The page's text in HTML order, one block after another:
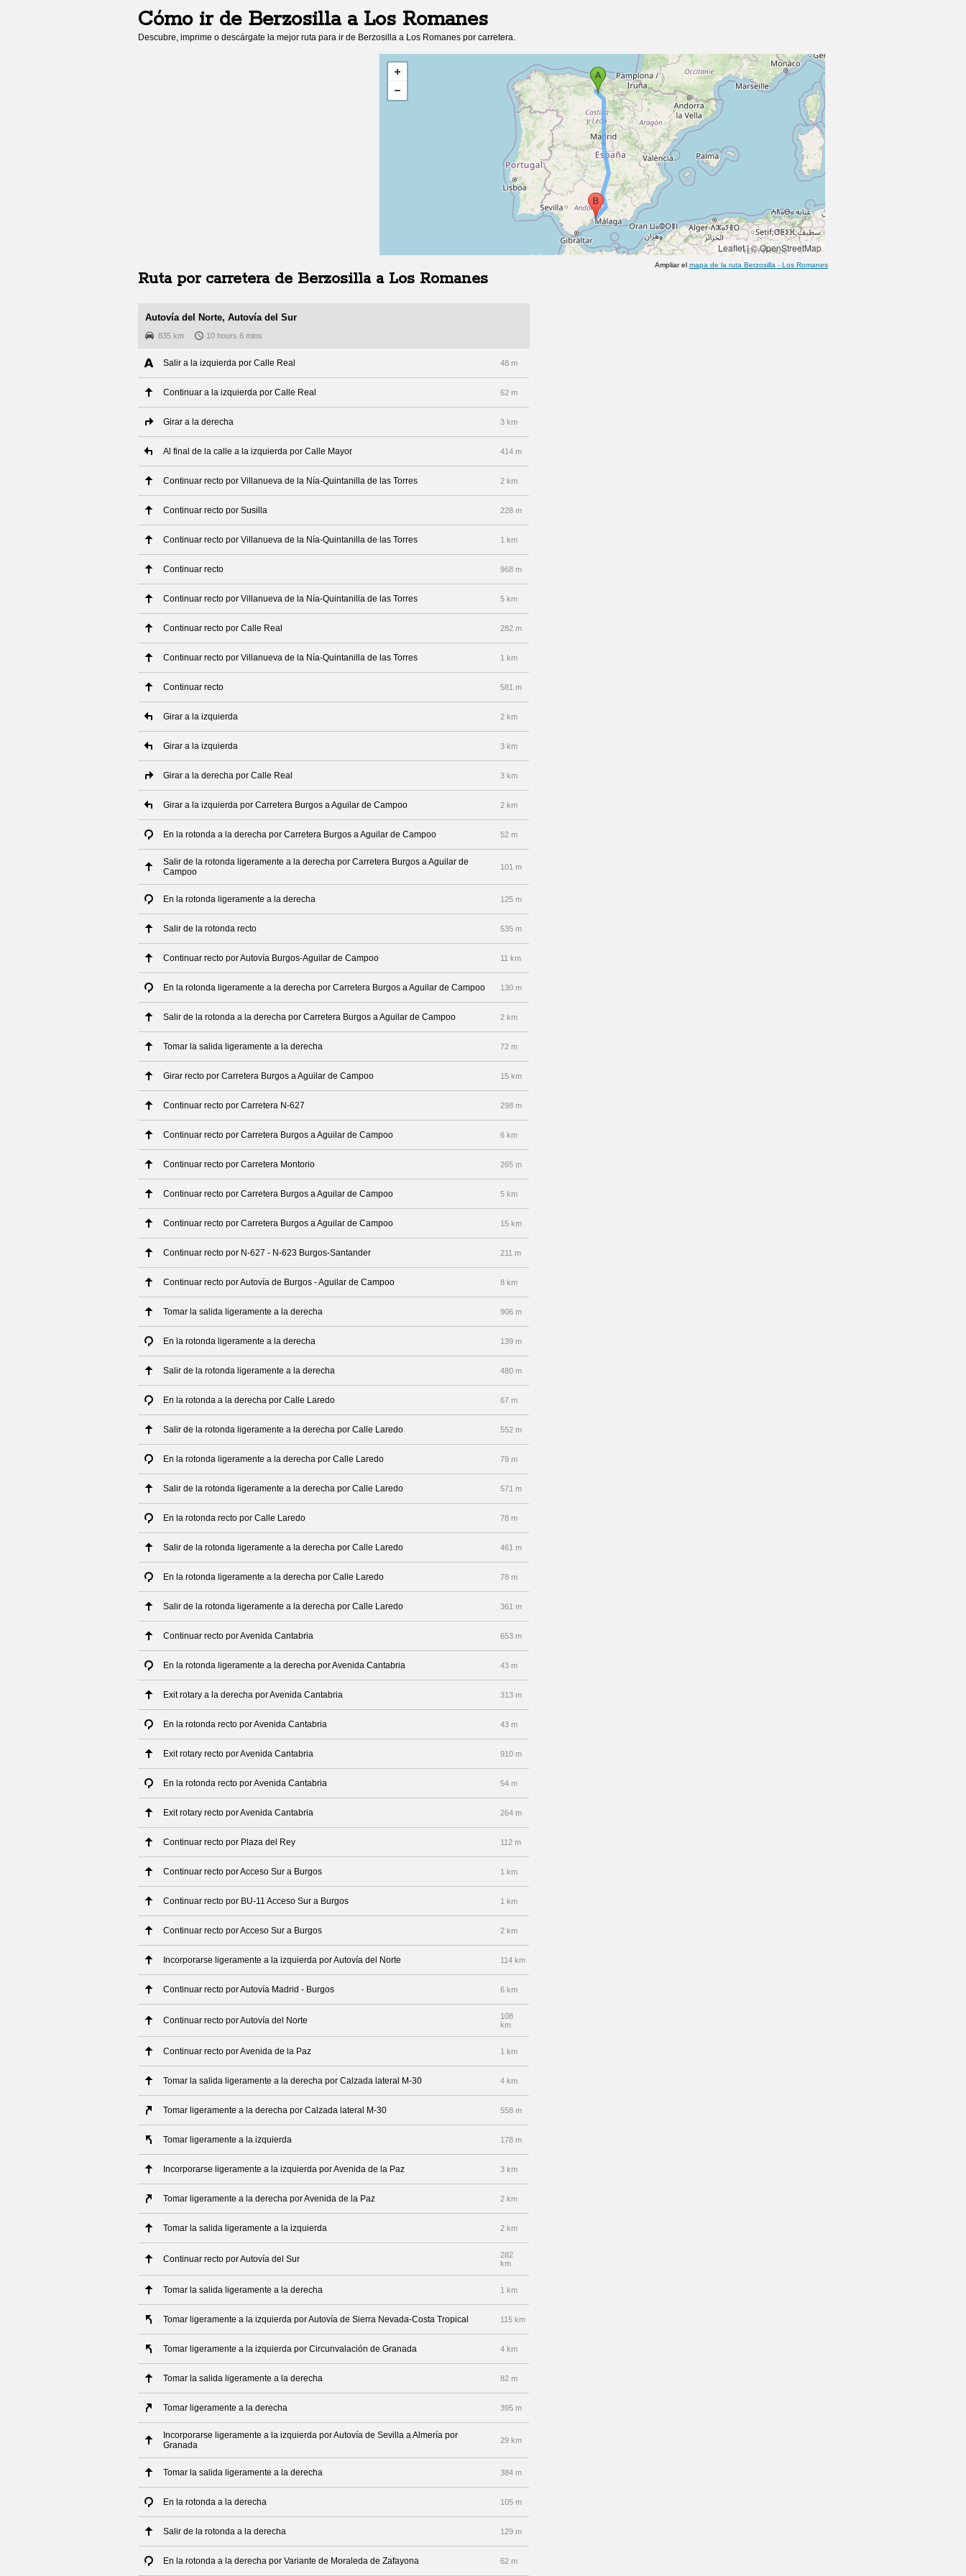
Cómo ir de Berzosillaa Los Romanes
Descubre, imprime o descárgate la mejor ruta para ir de Berzosilla a Los Romanes por carretera.
Leaflet|© OpenStreetMap
Ampliar el mapa de la ruta Berzosilla - Los Romanes
Ruta por carretera de Berzosillaa Los Romanes
Autovía del Norte, Autovía del Sur
835 km 10 hours 6 mins
Salir a la izquierda por Calle Real 48 m
Continuar a la izquierda por Calle Real 62 m
Girar a la derecha 3 km
Al final de la calle a la izquierda por Calle Mayor 414 m
Continuar recto por Villanueva de la Nía-Quintanilla de las Torres 2 km
Continuar recto por Susilla 228 m
Continuar recto por Villanueva de la Nía-Quintanilla de las Torres 1 km
Continuar recto 968 m
Continuar recto por Villanueva de la Nía-Quintanilla de las Torres 5 km
Continuar recto por Calle Real 282 m
Continuar recto por Villanueva de la Nía-Quintanilla de las Torres 1 km
Continuar recto 581 m
Girar a la izquierda 2 km
Girar a la izquierda 3 km
Girar a la derecha por Calle Real 3 km
Girar a la izquierda por Carretera Burgos a Aguilar de Campoo 2 km
En la rotonda a la derecha por Carretera Burgos a Aguilar de Campoo 52 m
Salir de la rotonda ligeramente a la derecha por Carretera Burgos a Aguilar de
Campoo
101 m
En la rotonda ligeramente a la derecha 125 m
Salir de la rotonda recto 535 m
Continuar recto por Autovía Burgos-Aguilar de Campoo 11 km
En la rotonda ligeramente a la derecha por Carretera Burgos a Aguilar de Campoo 130 m
Salir de la rotonda a la derecha por Carretera Burgos a Aguilar de Campoo 2 km
Tomar la salida ligeramente a la derecha 72 m
Girar recto por Carretera Burgos a Aguilar de Campoo 15 km
Continuar recto por Carretera N-627 298 m
Continuar recto por Carretera Burgos a Aguilar de Campoo 6 km
Continuar recto por Carretera Montorio 265 m
Continuar recto por Carretera Burgos a Aguilar de Campoo 5 km
Continuar recto por Carretera Burgos a Aguilar de Campoo 15 km
Continuar recto por N-627 - N-623 Burgos-Santander 211 m
Continuar recto por Autovía de Burgos - Aguilar de Campoo 8 km
Tomar la salida ligeramente a la derecha 906 m
En la rotonda ligeramente a la derecha 139 m
Salir de la rotonda ligeramente a la derecha 480 m
En la rotonda a la derecha por Calle Laredo 67 m
Salir de la rotonda ligeramente a la derecha por Calle Laredo 552 m
En la rotonda ligeramente a la derecha por Calle Laredo 79 m
Salir de la rotonda ligeramente a la derecha por Calle Laredo 571 m
En la rotonda recto por Calle Laredo 78 m
Salir de la rotonda ligeramente a la derecha por Calle Laredo 461 m
En la rotonda ligeramente a la derecha por Calle Laredo 78 m
Salir de la rotonda ligeramente a la derecha por Calle Laredo 361 m
Continuar recto por Avenida Cantabria 653 m
En la rotonda ligeramente a la derecha por Avenida Cantabria 43 m
Exit rotary a la derecha por Avenida Cantabria 313 m
En la rotonda recto por Avenida Cantabria 43 m
Exit rotary recto por Avenida Cantabria 910 m
En la rotonda recto por Avenida Cantabria 54 m
Exit rotary recto por Avenida Cantabria 264 m
Continuar recto por Plaza del Rey 112 m
Continuar recto por Acceso Sur a Burgos 1 km
Continuar recto por BU-11 Acceso Sur a Burgos 1 km
Continuar recto por Acceso Sur a Burgos 2 km
Incorporarse ligeramente a la izquierda por Autovía del Norte 114 km
Continuar recto por Autovía Madrid - Burgos 6 km
Continuar recto por Autovía del Norte
108
km
Continuar recto por Avenida de la Paz 1 km
Tomar la salida ligeramente a la derecha por Calzada lateral M-30 4 km
Tomar ligeramente a la derecha por Calzada lateral M-30 558 m
Tomar ligeramente a la izquierda 178 m
Incorporarse ligeramente a la izquierda por Avenida de la Paz 3 km
Tomar ligeramente a la derecha por Avenida de la Paz 2 km
Tomar la salida ligeramente a la izquierda 2 km
Continuar recto por Autovía del Sur
282
km
Tomar la salida ligeramente a la derecha 1 km
Tomar ligeramente a la izquierda por Autovía de Sierra Nevada-Costa Tropical 115 km
Tomar ligeramente a la izquierda por Circunvalación de Granada 4 km
Tomar la salida ligeramente a la derecha 82 m
Tomar ligeramente a la derecha 395 m
Incorporarse ligeramente a la izquierda por Autovía de Sevilla a Almería por
Granada
29 km
Tomar la salida ligeramente a la derecha 384 m
En la rotonda a la derecha 105 m
Salir de la rotonda a la derecha 129 m
En la rotonda a la derecha por Variante de Moraleda de Zafayona 62 m